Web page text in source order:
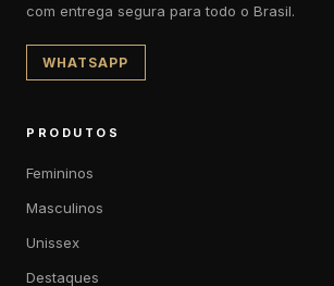
com entrega segura para todo o Brasil.
WHATSAPP
PRODUTOS
Femininos
Masculinos
Unissex
Destaques